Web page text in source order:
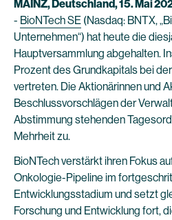
MAINZ, Deutschland, 15. Mai
- BioNTech SE (Nasdaq: BNTX,
Unternehmen“) hat heute die
Hauptversammlung abgehalten.
Prozent des Grundkapitals bei
vertreten. Die Aktionärinnen und
Beschlussvorschlägen der
Abstimmung stehenden
Mehrheit zu.
BioNTech verstärkt ihren Fokus
Onkologie-Pipeline im
Entwicklungsstadium und setzt
Forschung und Entwicklung fort,